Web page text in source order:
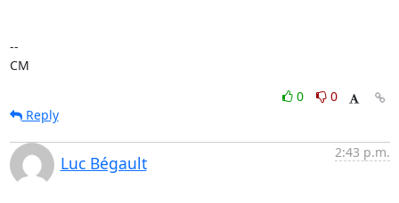
--
CM
0
0
Reply
Luc Bégault
2:43 p.m.